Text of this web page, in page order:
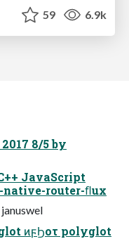
59 6.9k
8/5 by
native-router-ﬂux
ͷϝϦοτ polyglot